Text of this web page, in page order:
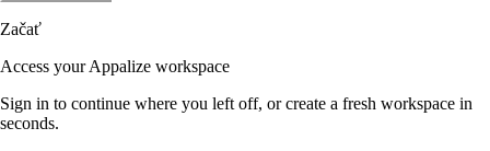
Začať
Access your Appalize workspace
Sign in to continue where you left off, or create a fresh workspace in
seconds.